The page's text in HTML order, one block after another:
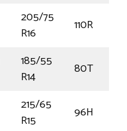
205/75
R16
110R
185/55
R14
80T
215/65
R15
96H